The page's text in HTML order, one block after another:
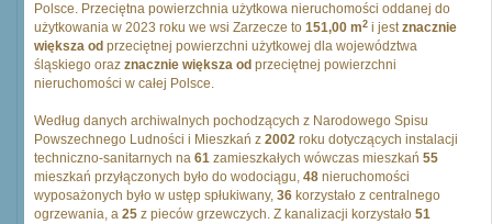
Polsce. Przeciętna powierzchnia użytkowa nieruchomości oddanej do
użytkowania w 2023 roku we wsi Zarzecze to 151,00 m2 i jestznacznie
większa od przeciętnej powierzchni użytkowej dla województwa
śląskiego oraz znacznie większa od przeciętnej powierzchni
nieruchomości w całej Polsce.
Według danych archiwalnych pochodzących z Narodowego Spisu
Powszechnego Ludności i Mieszkań z 2002 roku dotyczących instalacji
techniczno-sanitarnych na 61 zamieszkałych wówczas mieszkań 55
mieszkań przyłączonych było do wodociągu, 48 nieruchomości
wyposażonych było w ustęp spłukiwany, 36 korzystało z centralnego
ogrzewania, a 25 z pieców grzewczych. Z kanalizacji korzystało 51